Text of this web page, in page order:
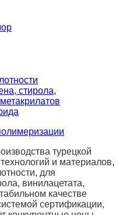
стирола,
турецкой
и материалов,
для
винилацетата,
качестве
сертификации,